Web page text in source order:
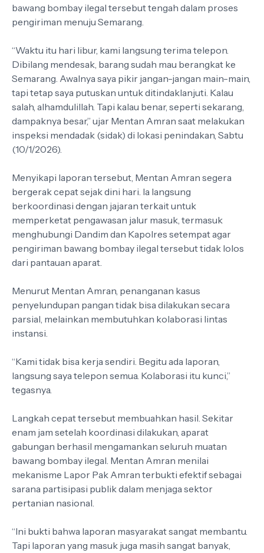
bawang bombay ilegal tersebut tengah dalam proses
pengiriman menuju Semarang.
“Waktu itu hari libur, kami langsung terima telepon.
Dibilang mendesak, barang sudah mau berangkat ke
Semarang. Awalnya saya pikir jangan-jangan main-main,
tapi tetap saya putuskan untuk ditindaklanjuti. Kalau
salah, alhamdulillah. Tapi kalau benar, seperti sekarang,
dampaknya besar,” ujar Mentan Amran saat melakukan
inspeksi mendadak (sidak) di lokasi penindakan, Sabtu
(10/1/2026).
Menyikapi laporan tersebut, Mentan Amran segera
bergerak cepat sejak dini hari. Ia langsung
berkoordinasi dengan jajaran terkait untuk
memperketat pengawasan jalur masuk, termasuk
menghubungi Dandim dan Kapolres setempat agar
pengiriman bawang bombay ilegal tersebut tidak lolos
dari pantauan aparat.
Menurut Mentan Amran, penanganan kasus
penyelundupan pangan tidak bisa dilakukan secara
parsial, melainkan membutuhkan kolaborasi lintas
instansi.
“Kami tidak bisa kerja sendiri. Begitu ada laporan,
langsung saya telepon semua. Kolaborasi itu kunci,”
tegasnya.
Langkah cepat tersebut membuahkan hasil. Sekitar
enam jam setelah koordinasi dilakukan, aparat
gabungan berhasil mengamankan seluruh muatan
bawang bombay ilegal. Mentan Amran menilai
mekanisme Lapor Pak Amran terbukti efektif sebagai
sarana partisipasi publik dalam menjaga sektor
pertanian nasional.
“Ini bukti bahwa laporan masyarakat sangat membantu.
Tapi laporan yang masuk juga masih sangat banyak,